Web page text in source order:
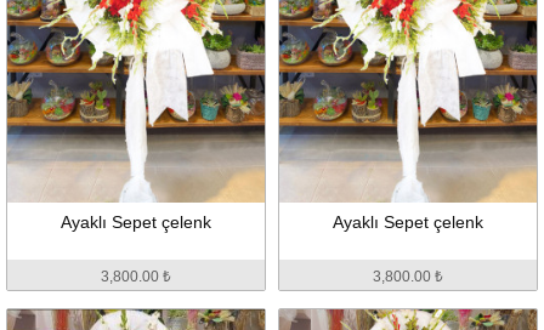
Ayaklı Sepet çelenk
3,800.00 ₺
Ayaklı Sepet çelenk
3,800.00 ₺